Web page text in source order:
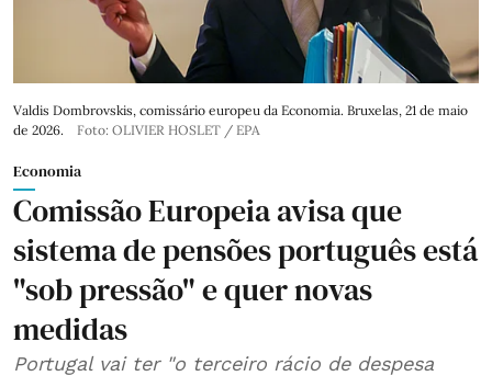
Valdis Dombrovskis, comissário europeu da Economia. Bruxelas, 21 de maio
de 2026.
Foto: OLIVIER HOSLET / EPA
Economia
Comissão Europeia avisa que
sistema de pensões português está
"sob pressão" e quer novas
medidas
Portugal vai ter "o terceiro rácio de despesa